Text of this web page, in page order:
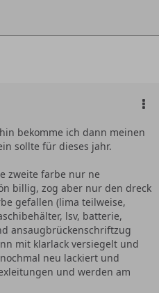
bekomme ich dann meinen
sollte für dieses jahr.
zweite farbe nur ne
billig, zog aber nur den dreck
gefallen (lima teilweise,
lsv, batterie,
ansaugbrückenschriftzug
mit klarlack versiegelt und
neu lackiert und
und werden am